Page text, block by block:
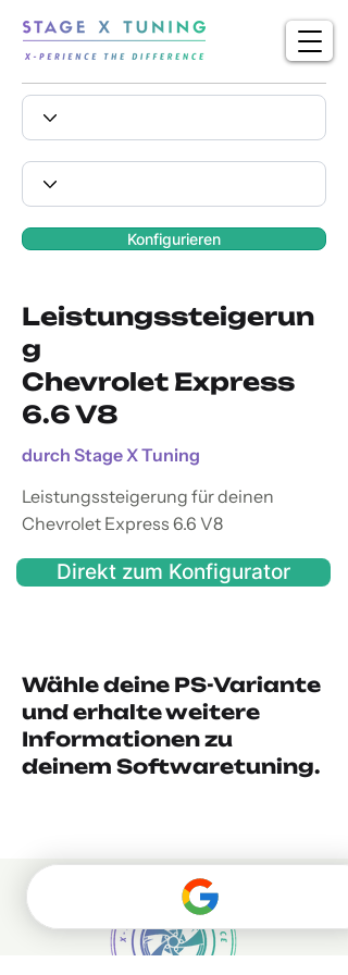
Konfigurieren
Leistungssteigerun
g
Chevrolet Express
6.6 V8
durch Stage X Tuning
Leistungssteigerung für deinen
Chevrolet Express 6.6 V8
Direkt zum Konfigurator
Wähle deine PS-Variante
und erhalte weitere
Informationen zu
deinem Softwaretuning.